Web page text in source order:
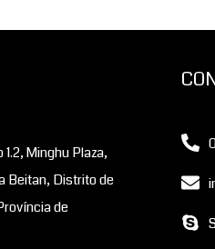
Minghu Plaza,
Beitan, Distrito de
de